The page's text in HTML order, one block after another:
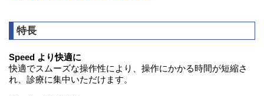
特長
Speed より快適に
快適でスムーズな操作性により、操作にかかる時間が短縮さ
れ、診療に集中いただけます。